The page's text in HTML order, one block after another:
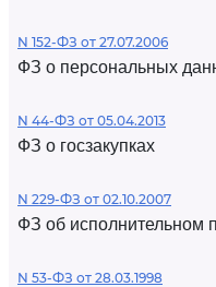
N 152-ФЗ от 27.07.2006
ФЗ о персональных
N 44-ФЗ от 05.04.2013
ФЗ о госзакупках
N 229-ФЗ от 02.10.2007
ФЗ об исполнительном
N 53-ФЗ от 28.03.1998